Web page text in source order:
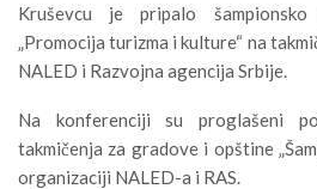
Kruševcu je pripalo
„Promocija turizma i kulture“ na
NALED i Razvojna agencija Srbije.
Na konferenciji su proglašeni
takmičenja za gradove i opštine
organizaciji NALED-a i RAS.